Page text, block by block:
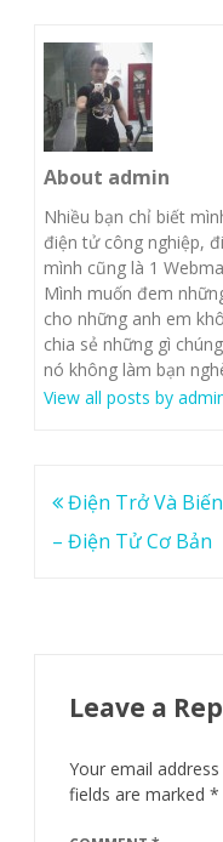
About admin
Nhiều bạn chỉ biết
điện tử công nghiệp,
mình cũng là 1
Mình muốn đem
cho những anh em
chia sẻ những gì
nó không làm bạn
View all posts by
Post
navigation
Điện Trở Và
– Điện Tử Cơ Bản
Leave a
Your email
fields are marked *